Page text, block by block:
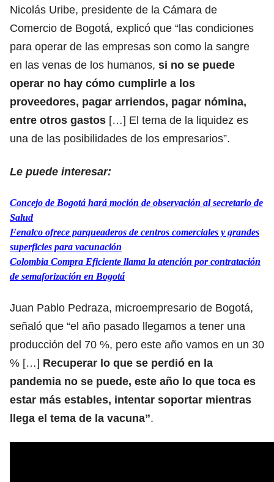
Nicolás Uribe, presidente de la Cámara de
Comercio de Bogotá, explicó que “las condiciones
para operar de las empresas son como la sangre
en las venas de los humanos, si no se puede
operar no hay cómo cumplirle a los
proveedores, pagar arriendos, pagar nómina,
entre otros gastos […] El tema de la liquidez es
una de las posibilidades de los empresarios”.
Le puede interesar:
Concejo de Bogotá hará moción de observación al secretario de
Salud
Fenalco ofrece parqueaderos de centros comerciales y grandes
superficies para vacunación
Colombia Compra Eficiente llama la atención por contratación
de semaforización en Bogotá
Juan Pablo Pedraza, microempresario de Bogotá,
señaló que “el año pasado llegamos a tener una
producción del 70 %, pero este año vamos en un 30
% […] Recuperar lo que se perdió en la
pandemia no se puede, este año lo que toca es
estar más estables, intentar soportar mientras
llega el tema de la vacuna”.